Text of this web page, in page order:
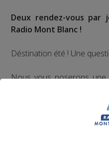
Deux rendez-vous par
Radio Mont Blanc !
Déstination été ! Une
Nous vous poserons
entrées pour un maximum
Inscription par